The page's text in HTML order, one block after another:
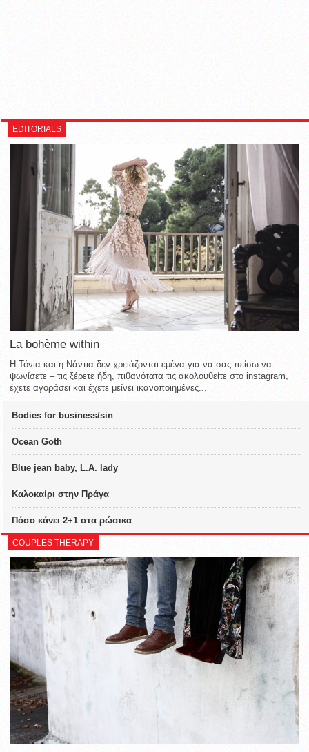
EDITORIALS
La bohème within
Η Τόνια και η Νάντια δεν χρειάζονται εμένα για να σας πείσω να
ψωνίσετε – τις ξέρετε ήδη, πιθανότατα τις ακολουθείτε στο instagram,
έχετε αγοράσει και έχετε μείνει ικανοποιημένες...
Bodies for business/sin
Ocean Goth
Blue jean baby, L.A. lady
Καλοκαίρι στην Πράγα
Πόσο κάνει 2+1 στα ρώσικα
COUPLES THERAPY